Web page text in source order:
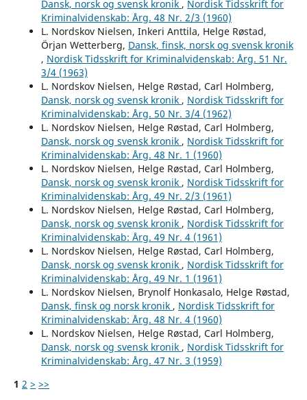
Dansk, norsk og svensk kronik , Nordisk Tidsskrift for
Kriminalvidenskab: Årg. 48 Nr. 2/3 (1960)
L. Nordskov Nielsen, Inkeri Anttila, Helge Røstad,
Örjan Wetterberg, Dansk, finsk, norsk og svensk kronik
, Nordisk Tidsskrift for Kriminalvidenskab: Årg. 51 Nr.
3/4 (1963)
L. Nordskov Nielsen, Helge Røstad, Carl Holmberg,
Dansk, norsk og svensk kronik , Nordisk Tidsskrift for
Kriminalvidenskab: Årg. 50 Nr. 3/4 (1962)
L. Nordskov Nielsen, Helge Røstad, Carl Holmberg,
Dansk, norsk og svensk kronik , Nordisk Tidsskrift for
Kriminalvidenskab: Årg. 48 Nr. 1 (1960)
L. Nordskov Nielsen, Helge Røstad, Carl Holmberg,
Dansk, norsk og svensk kronik , Nordisk Tidsskrift for
Kriminalvidenskab: Årg. 49 Nr. 2/3 (1961)
L. Nordskov Nielsen, Helge Røstad, Carl Holmberg,
Dansk, norsk og svensk kronik , Nordisk Tidsskrift for
Kriminalvidenskab: Årg. 49 Nr. 4 (1961)
L. Nordskov Nielsen, Helge Røstad, Carl Holmberg,
Dansk, norsk og svensk kronik , Nordisk Tidsskrift for
Kriminalvidenskab: Årg. 49 Nr. 1 (1961)
L. Nordskov Nielsen, Brynolf Honkasalo, Helge Røstad,
Dansk, finsk og norsk kronik , Nordisk Tidsskrift for
Kriminalvidenskab: Årg. 48 Nr. 4 (1960)
L. Nordskov Nielsen, Helge Røstad, Carl Holmberg,
Dansk, norsk og svensk kronik , Nordisk Tidsskrift for
Kriminalvidenskab: Årg. 47 Nr. 3 (1959)
1 2 > >>